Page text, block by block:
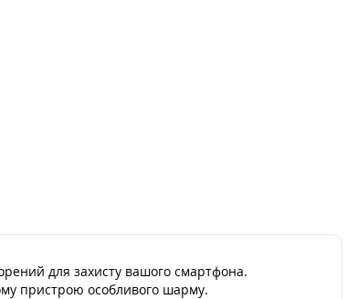
для захисту вашого смартфона.
пристрою особливого шарму.